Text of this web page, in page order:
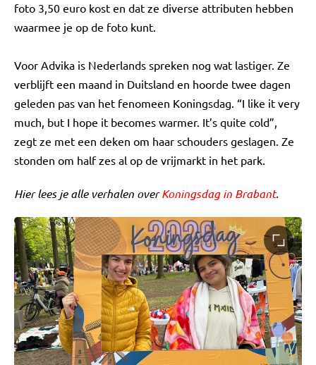
foto 3,50 euro kost en dat ze diverse attributen hebben
waarmee je op de foto kunt.
Voor Advika is Nederlands spreken nog wat lastiger. Ze
verblijft een maand in Duitsland en hoorde twee dagen
geleden pas van het fenomeen Koningsdag. “I like it very
much, but I hope it becomes warmer. It’s quite cold”,
zegt ze met een deken om haar schouders geslagen. Ze
stonden om half zes al op de vrijmarkt in het park.
Hier lees je alle verhalen overKoningsdag in Brabant.